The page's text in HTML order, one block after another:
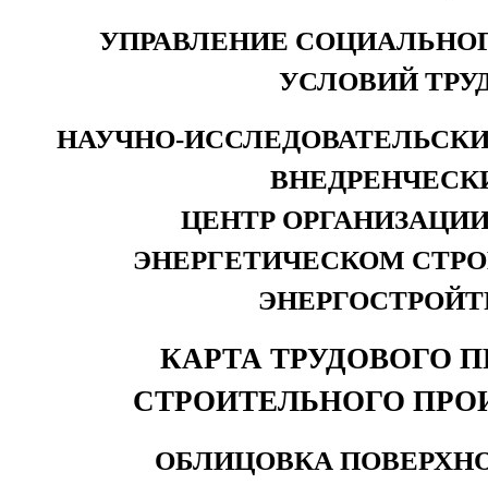
УПРАВЛЕНИЕ
УСЛОВИЙ
НАУЧНО-
ЦЕНТР
ЭНЕРГЕТИЧЕСКОМ
КАРТА ТРУДОВОГО
СТРОИТЕЛЬНОГО
ОБЛИЦОВКА